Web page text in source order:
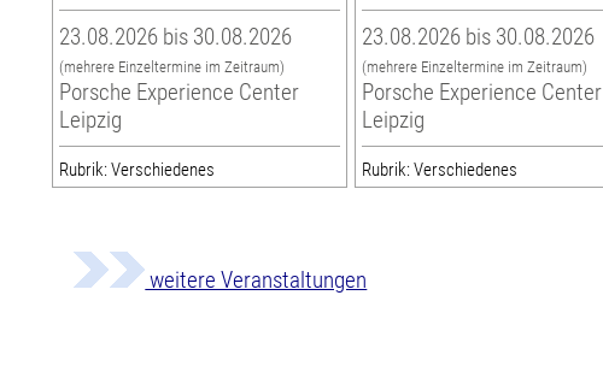
23.08.2026 bis 30.08.2026
(mehrere Einzeltermine im Zeitraum)
Porsche Experience Center
Leipzig
Rubrik: Verschiedenes
23.08.2026 bis 30.08.2026
(mehrere Einzeltermine im Zeitraum)
Porsche Experience Center
Leipzig
Rubrik: Verschiedenes
weitere Veranstaltungen